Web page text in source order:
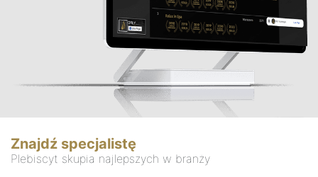
Znajdź specjalistę
Plebiscyt skupia najlepszych w branży